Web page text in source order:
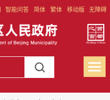
智能问答 简体 繁体 移动版 无障碍